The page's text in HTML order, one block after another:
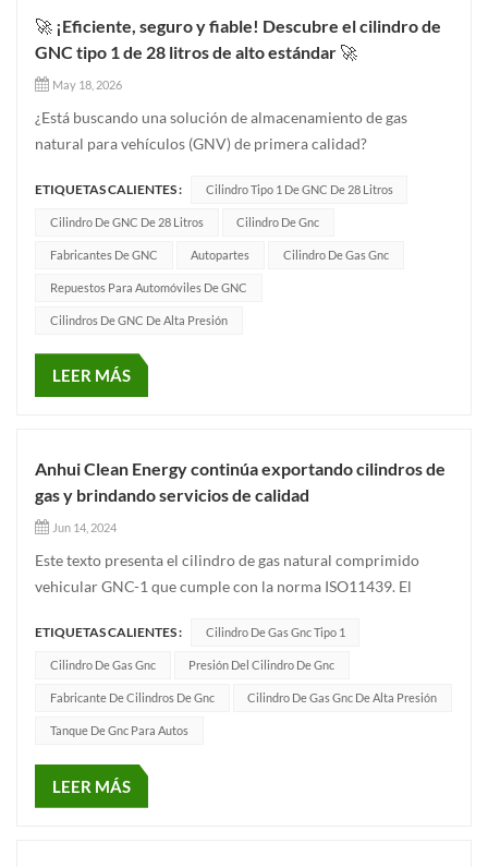
🚀 ¡Eficiente, seguro y fiable! Descubre el cilindro de
GNC tipo 1 de 28 litros de alto estándar 🚀
May 18, 2026
¿Está buscando una solución de almacenamiento de gas
natural para vehículos (GNV) de primera calidad?
ISO11439-2013, esta Cilindro tipo 1 de GNC de 28 litros ¡Está
diseñado para cumplir con las exigencias más rigurosas de
seguridad y rendimiento...
ETIQUETAS CALIENTES : Cilindro Tipo 1 De GNC De 28 Litros
Cilindro De GNC De 28 Litros Cilindro De Gnc
Fabricantes De GNC Autopartes Cilindro De Gas Gnc
Repuestos Para Automóviles De GNC
Cilindros De GNC De Alta Presión
LEER MÁS
Anhui Clean Energy continúa exportando cilindros de
gas y brindando servicios de calidad
Jun 14, 2024
Este texto presenta el cilindro de gas natural comprimido
vehicular GNC-1 que cumple con la norma ISO11439. El
demanda del mercado, concretamente 232 mm, 279 mm, 325
mm, 356 mm y 406 mm. La capacidad de agua varía de 20L a
220L. La presión...
ETIQUETAS CALIENTES : Cilindro De Gas Gnc Tipo 1
Cilindro De Gas Gnc Presión Del Cilindro De Gnc
Fabricante De Cilindros De Gnc Cilindro De Gas Gnc De Alta Presión
Tanque De Gnc Para Autos
LEER MÁS